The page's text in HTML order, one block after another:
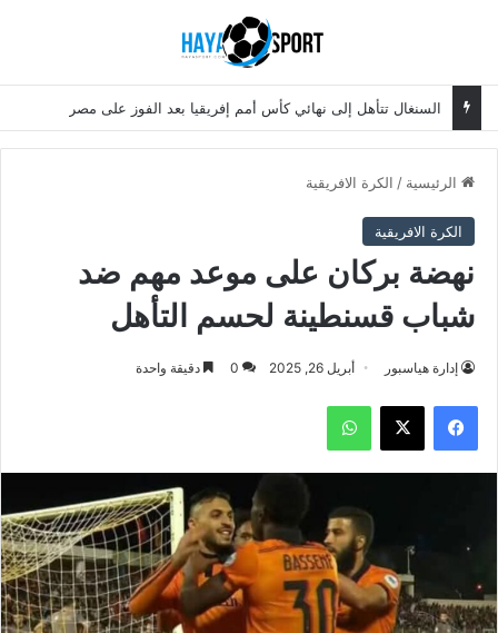
السنغال تتأهل إلى نهائي كأس أمم إفريقيا بعد الفوز على مصر
الرئيسية / الكرة الافريقية
الكرة الافريقية
نهضة بركان على موعد مهم ضد
شباب قسنطينة لحسم التأهل
إدارة هياسبور أبريل 26, 2025 0 دقيقة واحدة
فيسبوك ‫X واتساب